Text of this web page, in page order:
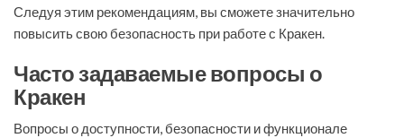
Следуя этим рекомендациям, вы сможете значительно
повысить свою безопасность при работе с Кракен.
Часто задаваемые вопросы о
Кракен
Вопросы о доступности, безопасности и функционале